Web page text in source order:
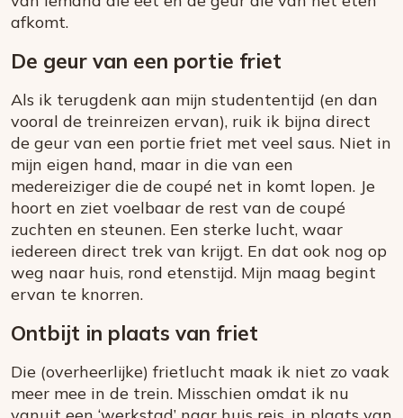
afkomt.
De geur van een portie friet
Als ik terugdenk aan mijn studententijd (en dan
vooral de treinreizen ervan), ruik ik bijna direct
de geur van een portie friet met veel saus. Niet in
mijn eigen hand, maar in die van een
medereiziger die de coupé net in komt lopen. Je
hoort en ziet voelbaar de rest van de coupé
zuchten en steunen. Een sterke lucht, waar
iedereen direct trek van krijgt. En dat ook nog op
weg naar huis, rond etenstijd. Mijn maag begint
ervan te knorren.
Ontbijt in plaats van friet
Die (overheerlijke) frietlucht maak ik niet zo vaak
meer mee in de trein. Misschien omdat ik nu